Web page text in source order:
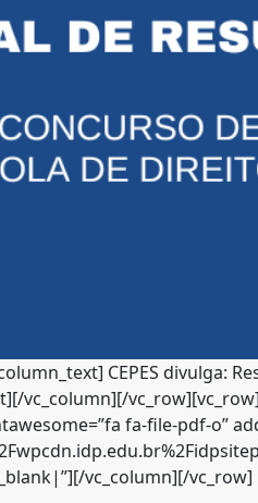
CEPES divulga:
vc_column][/
fa-file-pdf-o”
vc_column][/vc_row]